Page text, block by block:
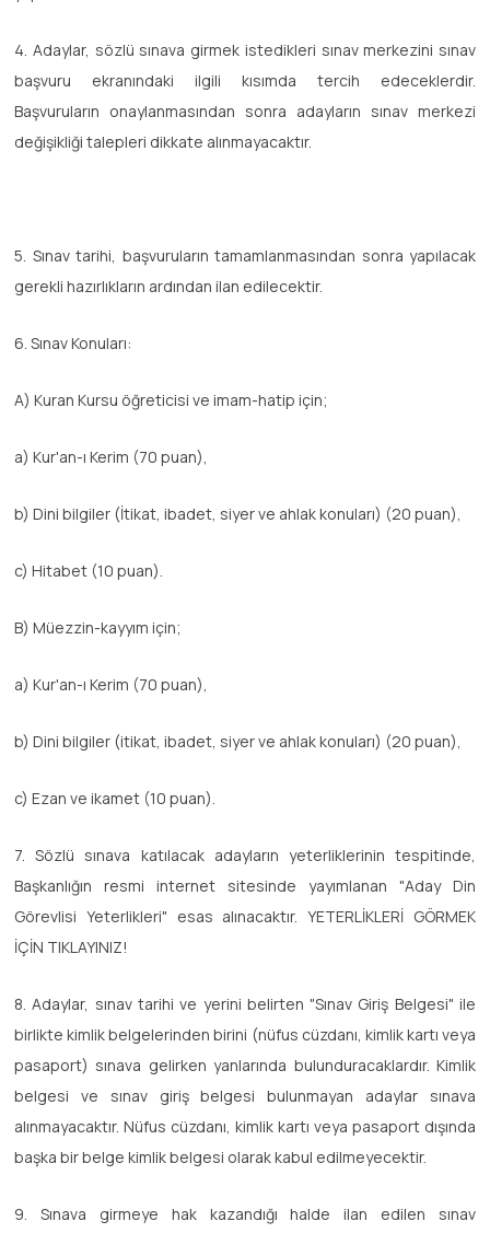
4. Adaylar, sözlü sınava girmek istedikleri sınav merkezini sınav
başvuru ekranındaki ilgili kısımda tercih edeceklerdir.
Başvuruların onaylanmasından sonra adayların sınav merkezi
değişikliği talepleri dikkate alınmayacaktır.
5. Sınav tarihi, başvuruların tamamlanmasından sonra yapılacak
gerekli hazırlıkların ardından ilan edilecektir.
6. Sınav Konuları:
A) Kuran Kursu öğreticisi ve imam-hatip için;
a) Kur'an-ı Kerim (70 puan),
b) Dini bilgiler (İtikat, ibadet, siyer ve ahlak konuları) (20 puan),
c) Hitabet (10 puan).
B) Müezzin-kayyım için;
a) Kur'an-ı Kerim (70 puan),
b) Dini bilgiler (itikat, ibadet, siyer ve ahlak konuları) (20 puan),
c) Ezan ve ikamet (10 puan).
7. Sözlü sınava katılacak adayların yeterliklerinin tespitinde,
Başkanlığın resmi internet sitesinde yayımlanan "Aday Din
Görevlisi Yeterlikleri" esas alınacaktır. YETERLİKLERİ GÖRMEK
İÇİN TIKLAYINIZ!
8. Adaylar, sınav tarihi ve yerini belirten "Sınav Giriş Belgesi" ile
birlikte kimlik belgelerinden birini (nüfus cüzdanı, kimlik kartı veya
pasaport) sınava gelirken yanlarında bulunduracaklardır. Kimlik
belgesi ve sınav giriş belgesi bulunmayan adaylar sınava
alınmayacaktır. Nüfus cüzdanı, kimlik kartı veya pasaport dışında
başka bir belge kimlik belgesi olarak kabul edilmeyecektir.
9. Sınava girmeye hak kazandığı halde ilan edilen sınav